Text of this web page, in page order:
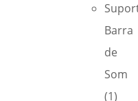
Barra
de
Som
(1)